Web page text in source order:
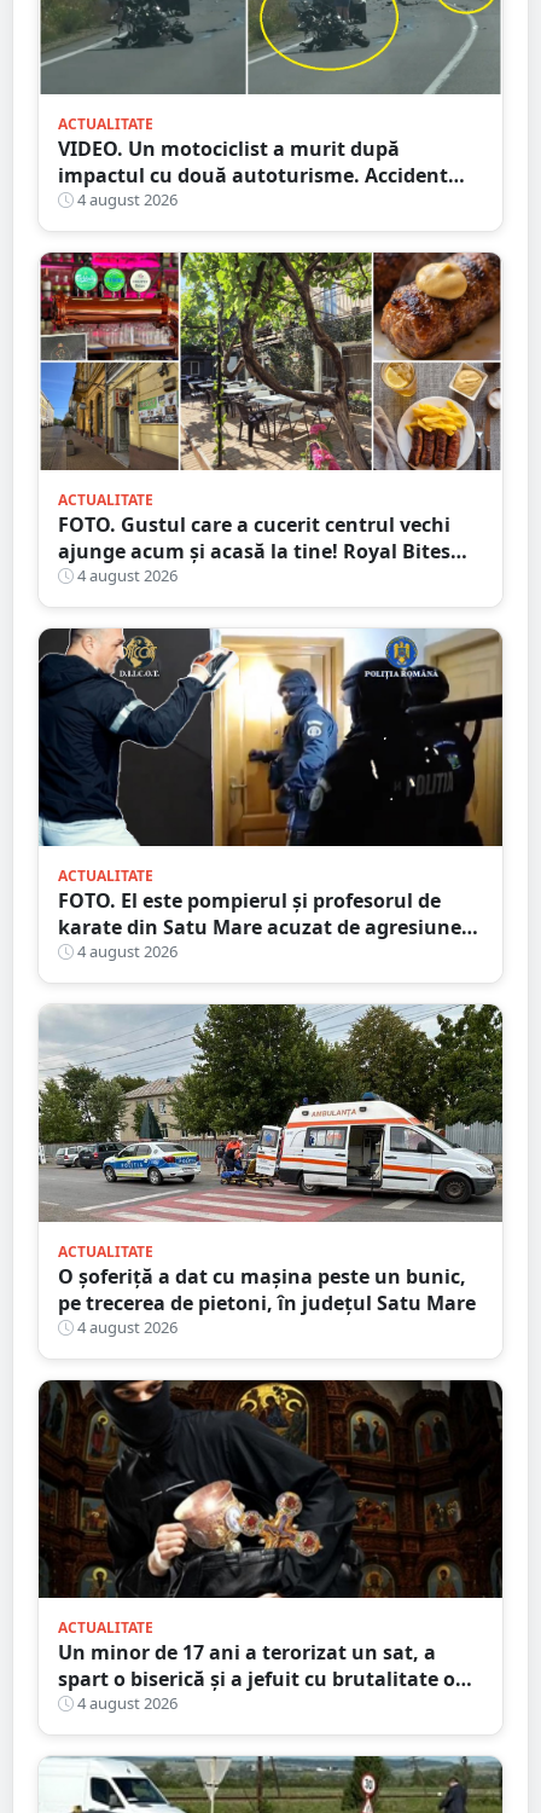
ACTUALITATE
VIDEO. Un motociclist a murit după
impactul cu două autoturisme. Accident
cumplit în județul vecin
4 august 2026
ACTUALITATE
FOTO. Gustul care a cucerit centrul vechi
ajunge acum și acasă la tine! Royal Bites
(fosta Zahana) livrează la domiciliu
4 august 2026
ACTUALITATE
FOTO. El este pompierul și profesorul de
karate din Satu Mare acuzat de agresiune
intimă asupra unui minor
4 august 2026
ACTUALITATE
O șoferiță a dat cu mașina peste un bunic,
pe trecerea de pietoni, în județul Satu Mare
4 august 2026
ACTUALITATE
Un minor de 17 ani a terorizat un sat, a
spart o biserică și a jefuit cu brutalitate o
bătrână de 80 de ani
4 august 2026